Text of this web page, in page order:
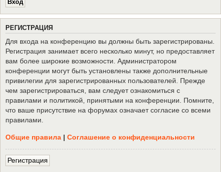
РЕГИСТРАЦИЯ
Для входа на конференцию вы должны быть зарегистрированы.
Регистрация занимает всего несколько минут, но предоставляет
вам более широкие возможности. Администратором
конференции могут быть установлены также дополнительные
привилегии для зарегистрированных пользователей. Прежде
чем зарегистрироваться, вам следует ознакомиться с
правилами и политикой, принятыми на конференции. Помните,
что ваше присутствие на форумах означает согласие со всеми
правилами.
Общие правила | Соглашение о конфиденциальности
Регистрация